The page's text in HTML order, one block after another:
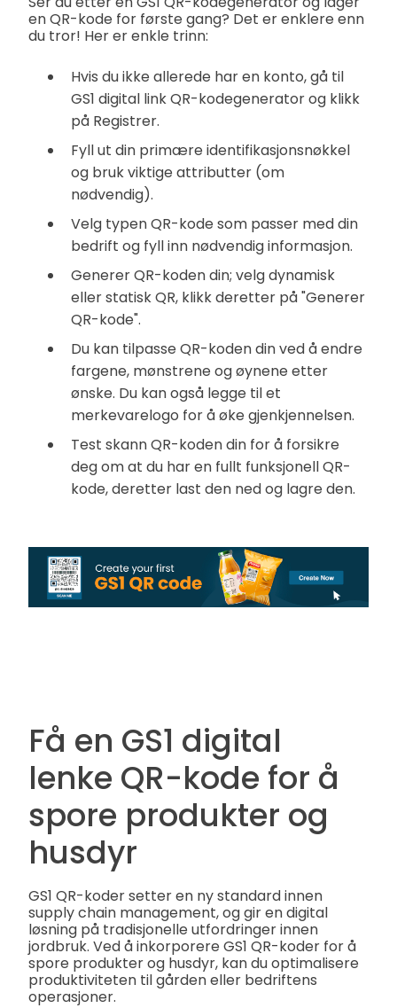
en QR-kode for første gang? Det er enklere enn
du tror! Her er enkle trinn:
Hvis du ikke allerede har en konto, gå til
GS1 digital link QR-kodegenerator og klikk
på Registrer.
Fyll ut din primære identifikasjonsnøkkel
og bruk viktige attributter (om
nødvendig).
Velg typen QR-kode som passer med din
bedrift og fyll inn nødvendig informasjon.
Generer QR-koden din; velg dynamisk
eller statisk QR, klikk deretter på "Generer
QR-kode".
Du kan tilpasse QR-koden din ved å endre
fargene, mønstrene og øynene etter
ønske. Du kan også legge til et
merkevarelogo for å øke gjenkjennelsen.
Test skann QR-koden din for å forsikre
deg om at du har en fullt funksjonell QR-
kode, deretter last den ned og lagre den.
Få en GS1 digital
lenke QR-kode for å
spore produkter og
husdyr
GS1 QR-koder setter en ny standard innen
supply chain management, og gir en digital
løsning på tradisjonelle utfordringer innen
jordbruk. Ved å inkorporere GS1 QR-koder for å
spore produkter og husdyr, kan du optimalisere
produktiviteten til gården eller bedriftens
operasjoner.